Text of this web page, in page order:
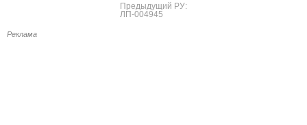
Предыдущий РУ:
ЛП-004945
Реклама